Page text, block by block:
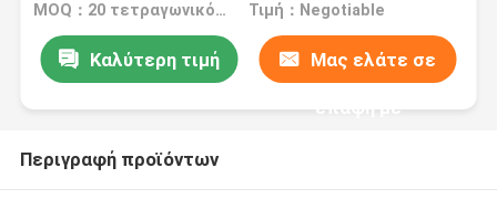
MOQ：20 τετραγωνικό μέτρο/τετράγωνο Τιμή：Negotiable
Καλύτερη τιμή Μας ελάτε σε
επαφή με
Περιγραφή προϊόντων